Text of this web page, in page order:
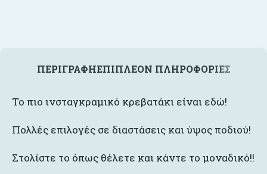
ΠΕΡΙΓΡΑΦΉΕΠΙΠΛΈΟΝ ΠΛΗΡΟΦΟΡΊΕΣ
To πιο ινσταγκραμικό κρεβατάκι είναι εδώ!
Πολλές επιλογές σε διαστάσεις και ύψος ποδιού!
Στολίστε το όπως θέλετε και κάντε το μοναδικό!!